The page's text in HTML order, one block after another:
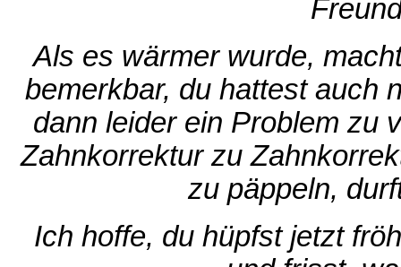
Als es wärmer wurde,
bemerkbar, du hattest auch
dann leider ein Problem zu
Zahnkorrektur zu
zu päppeln,
Ich hoffe, du hüpfst jetzt